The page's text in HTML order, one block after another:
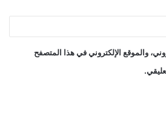
والموقع الإلكتروني في هذا المتصفح